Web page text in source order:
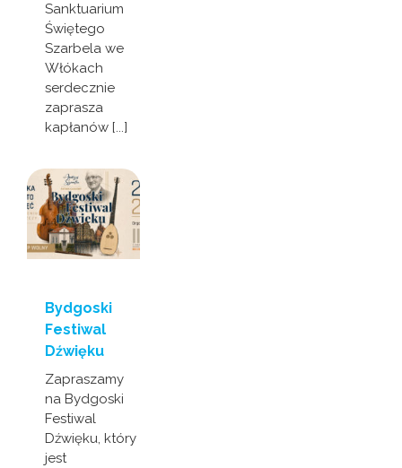
Sanktuarium
Świętego
Szarbela we
Włókach
serdecznie
zaprasza
kapłanów [...]
Bydgoski
Festiwal
Dźwięku
Zapraszamy
na Bydgoski
Festiwal
Dźwięku, który
jest